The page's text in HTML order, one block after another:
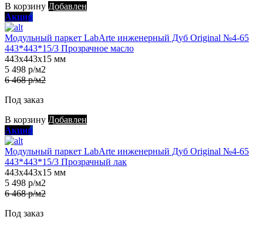
В корзину Добавлен
Акция
Модульный паркет LabArte инженерный Дуб Original №4-65
443*443*15/3 Прозрачное масло
443х443х15 мм
5 498 р/м2
6 468 р/м2
Под заказ
В корзину Добавлен
Акция
Модульный паркет LabArte инженерный Дуб Original №4-65
443*443*15/3 Прозрачный лак
443х443х15 мм
5 498 р/м2
6 468 р/м2
Под заказ